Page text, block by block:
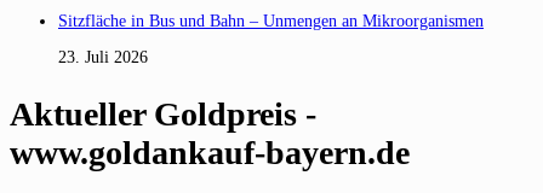
Sitzfläche in Bus und Bahn – Unmengen an Mikroorganismen
23. Juli 2026
Aktueller Goldpreis -
www.goldankauf-bayern.de